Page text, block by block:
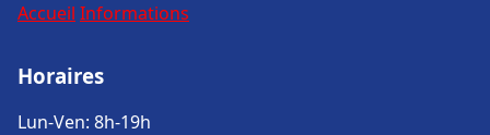
Accueil Informations
Horaires
Lun-Ven: 8h-19h